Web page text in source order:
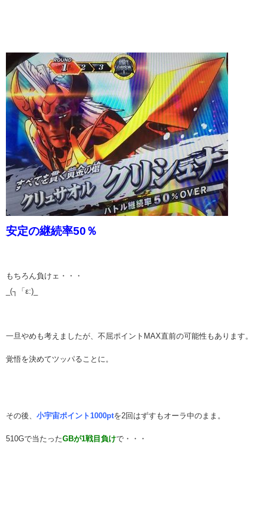
安定の継続率50％
もちろん負けェ・・・
_(┐「ε:)_
一旦やめも考えましたが、不屈ポイントMAX直前の可能性もあります。
覚悟を決めてツッパることに。
その後、 小宇宙ポイント1000ptを2回はずすもオーラ中のまま。
510Gで当たったGBが1戦目負けで・・・